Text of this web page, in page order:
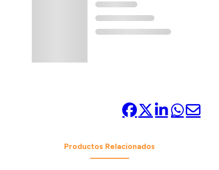
Productos Relacionados